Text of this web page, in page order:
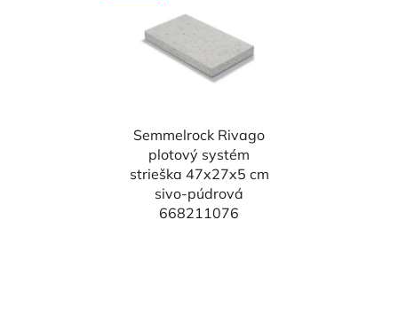
Semmelrock Rivago
plotový systém
strieška 47x27x5 cm
sivo-púdrová
668211076